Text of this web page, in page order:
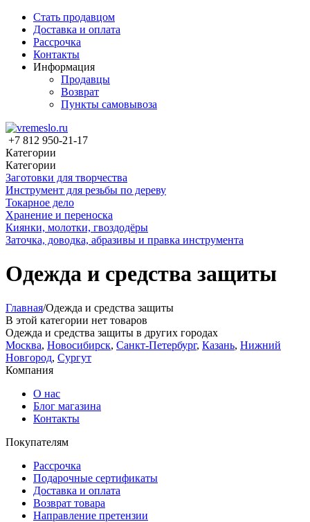
Стать продавцом
Доставка и оплата
Рассрочка
Контакты
Информация
Продавцы
Возврат
Пункты самовывоза
+7 812 950-21-17
Категории
Категории
Заготовки для творчества
Инструмент для резьбы по дереву
Токарное дело
Хранение и переноска
Киянки, молотки, гвоздодёры
Заточка, доводка, абразивы и правка инструмента
Одежда и средства защиты
Главная/Одежда и средства защиты
В этой категории нет товаров
Одежда и средства защиты в других городах
Москва, Новосибирск, Санкт-Петербург, Казань, Нижний
Новгород, Сургут
Компания
О нас
Блог магазина
Контакты
Покупателям
Рассрочка
Подарочные сертификаты
Доставка и оплата
Возврат товара
Направление претензии